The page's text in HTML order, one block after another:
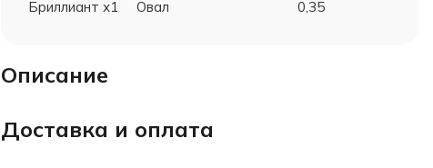
Бриллиант х1 Овал 0,35
Описание
Доставка и оплата